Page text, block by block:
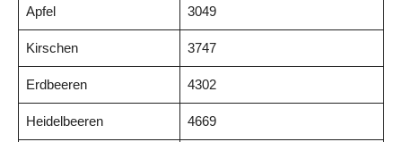
Apfel 3049
Kirschen 3747
Erdbeeren 4302
Heidelbeeren 4669